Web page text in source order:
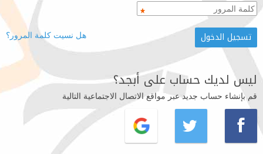
هل نسيت كلمة المرور؟
ليس لديك حساب على أبجد؟
قم بإنشاء حساب جديد عبر مواقع الاتصال الاجتماعية التالية